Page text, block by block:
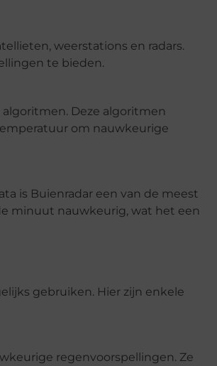
weerstations en radars.
te bieden.
Deze algoritmen
om nauwkeurige
is Buienradar een van de meest
minuut nauwkeurig, wat het een
gebruiken. Hier zijn enkele
regenvoorspellingen. Ze